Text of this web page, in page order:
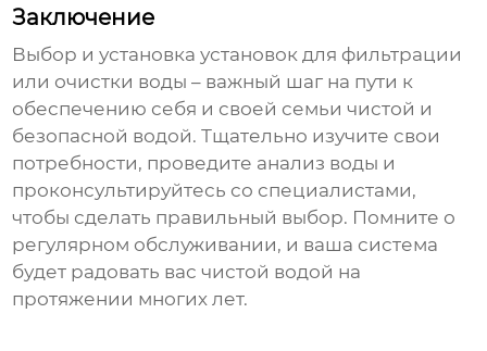
Заключение
Выбор и установкаустановок для фильтрации
или очистки воды – важный шаг на пути к
обеспечению себя и своей семьи чистой и
безопасной водой. Тщательно изучите свои
потребности, проведите анализ воды и
проконсультируйтесь со специалистами,
чтобы сделать правильный выбор. Помните о
регулярном обслуживании, и ваша система
будет радовать вас чистой водой на
протяжении многих лет.